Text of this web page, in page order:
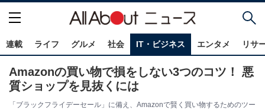
連載 ライフ グルメ 社会 IT・ビジネス エンタメ リサ
Amazonの買い物で損をしない3つのコツ！ 悪
質ショップを見抜くには
「ブラックフライデーセール」に備え、Amazonで賢く買い物するためのツー